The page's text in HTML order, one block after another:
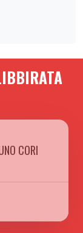
CORI